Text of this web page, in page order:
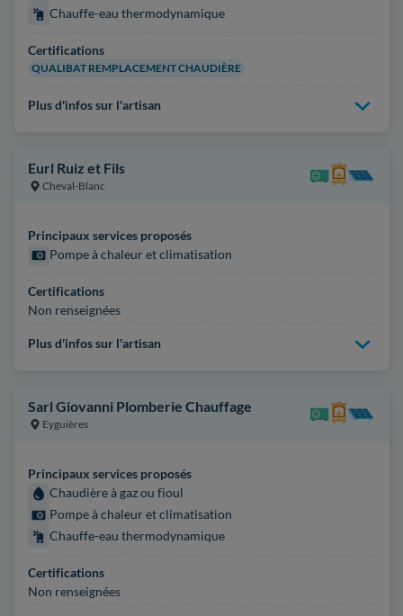
Chauffe-eau thermodynamique
Certifications
QUALIBAT REMPLACEMENT CHAUDIÈRE
Plus d'infos sur l'artisan
Eurl Ruiz et Fils
Cheval-Blanc
Principaux services proposés
Pompe à chaleur et climatisation
Certifications
Non renseignées
Plus d'infos sur l'artisan
Sarl Giovanni Plomberie Chauffage
Eyguières
Principaux services proposés
Chaudière à gaz ou fioul
Pompe à chaleur et climatisation
Chauffe-eau thermodynamique
Certifications
Non renseignées